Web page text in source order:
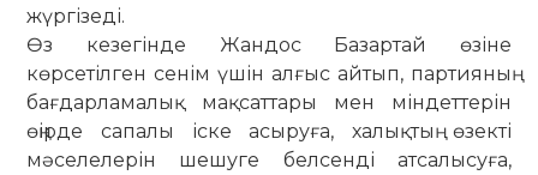
жүргізеді.
Өз кезегінде Жандос Базартай өзіне
көрсетілген сенім үшін алғыс айтып, партияның
бағдарламалық мақсаттары мен міндеттерін
өңірде сапалы іске асыруға, халықтың өзекті
мәселелерін шешуге белсенді атсалысуға,